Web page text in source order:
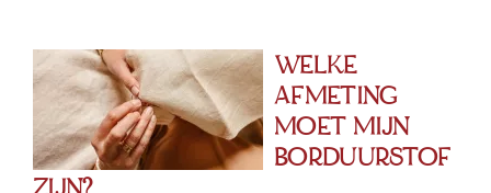
WELKE
AFMETING
MOET MIJN
BORDUURSTOF